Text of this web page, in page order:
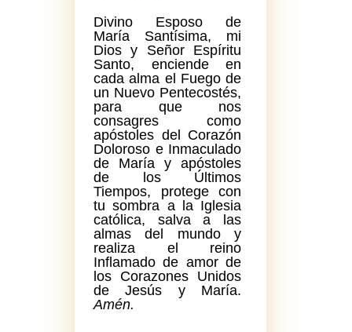
Divino Esposo de
María Santísima, mi
Dios y Señor Espíritu
Santo, enciende en
cada alma el Fuego de
un Nuevo Pentecostés,
para que nos
consagres como
apóstoles del Corazón
Doloroso e Inmaculado
de María y apóstoles
de los Últimos
Tiempos, protege con
tu sombra a la Iglesia
católica, salva a las
almas del mundo y
realiza el reino
Inflamado de amor de
los Corazones Unidos
de Jesús y María.
Amén.